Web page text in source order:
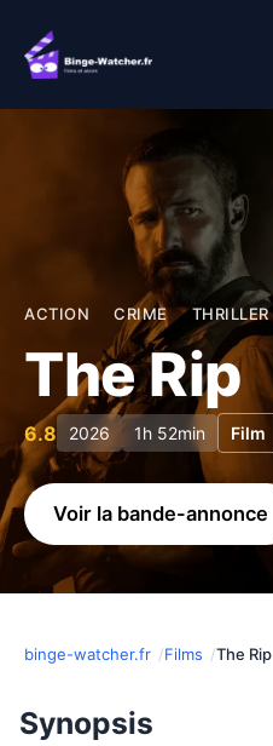
contenu
ACTION CRIME THRILLER
The Rip
6.8 2026 1h 52min Film
Voir la bande-annonce
binge-watcher.fr Films The Rip
Synopsis